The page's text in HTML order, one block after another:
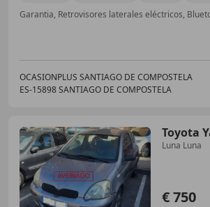
OCASIONPLUS SANTIAGO DE COMPOSTELA
ES-15898 SANTIAGO DE COMPOSTELA
Toyota
Luna Luna
€ 750